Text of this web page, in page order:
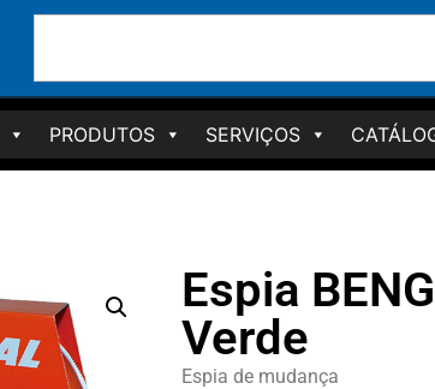
PRODUTOS SERVIÇOS
Espia
Verde
Espia de mudança